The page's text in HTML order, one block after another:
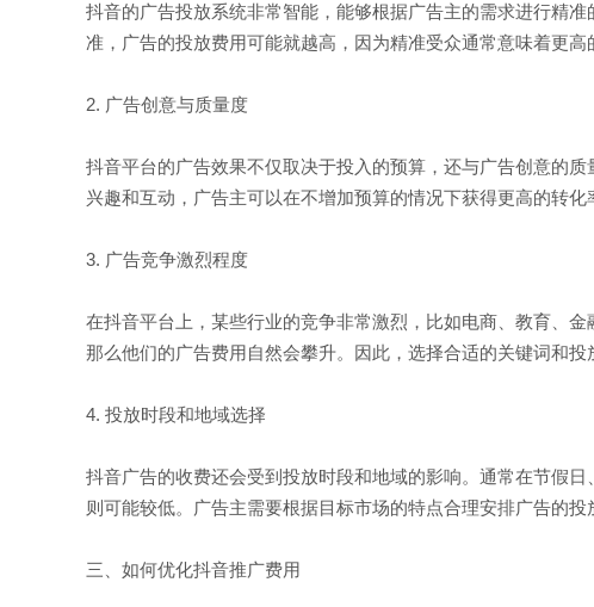
抖音的广告投放系统非常智能，能够根据广告主的需求进行精
准，广告的投放费用可能就越高，因为精准受众通常意味着更高
2. 广告创意与质量度
抖音平台的广告效果不仅取决于投入的预算，还与广告创意的
兴趣和互动，广告主可以在不增加预算的情况下获得更高的转化
3. 广告竞争激烈程度
在抖音平台上，某些行业的竞争非常激烈，比如电商、教育、
那么他们的广告费用自然会攀升。因此，选择合适的关键词和
4. 投放时段和地域选择
抖音广告的收费还会受到投放时段和地域的影响。通常在节假
则可能较低。广告主需要根据目标市场的特点合理安排广告的投
三、如何优化抖音推广费用